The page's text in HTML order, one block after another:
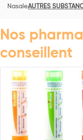
NasaleAUTRES
Nos
conseillent